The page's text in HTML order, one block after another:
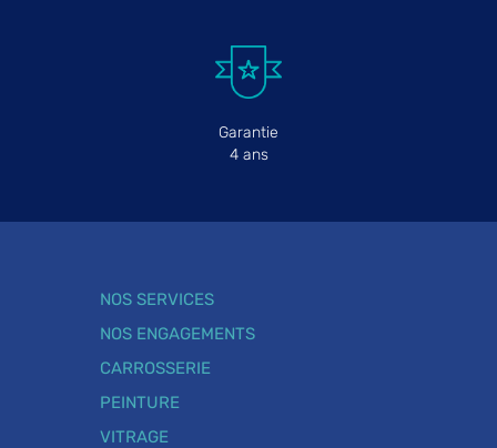
Garantie
4 ans
NOS SERVICES
NOS ENGAGEMENTS
CARROSSERIE
PEINTURE
VITRAGE